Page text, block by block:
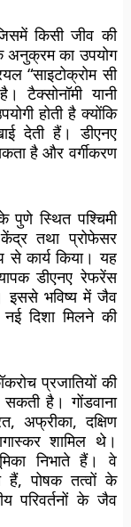
किसी जीव की
का उपयोग
“साइटोक्रोम सी
टैक्सोनॉमी यानी
होती है क्योंकि
देती हैं। डीएनए
है और वर्गीकरण
स्थित पश्चिमी
केंद्र तथा प्रोफेसर
से कार्य किया। यह
डीएनए रेफरेंस
इससे भविष्य में जैव
दिशा मिलने की
प्रजातियों की
सकती है। गोंडवाना
अफ्रीका, दक्षिण
शामिल थे।
निभाते हैं। वे
पोषक तत्वों के
परिवर्तनों के जैव